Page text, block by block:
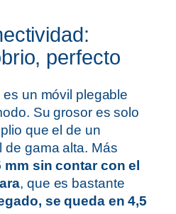
perfecto
un móvil plegable
Su grosor es solo
que el de un
de gama alta. Más
mm sin contar con el
, que es bastante
se queda en 4,5